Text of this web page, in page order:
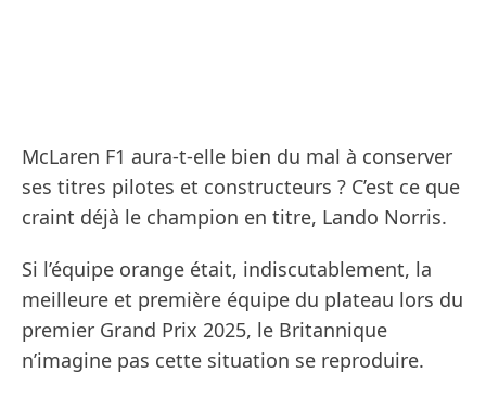
McLaren F1 aura-t-elle bien du mal à conserver
ses titres pilotes et constructeurs ? C’est ce que
craint déjà le champion en titre, Lando Norris.
Si l’équipe orange était, indiscutablement, la
meilleure et première équipe du plateau lors du
premier Grand Prix 2025, le Britannique
n’imagine pas cette situation se reproduire.